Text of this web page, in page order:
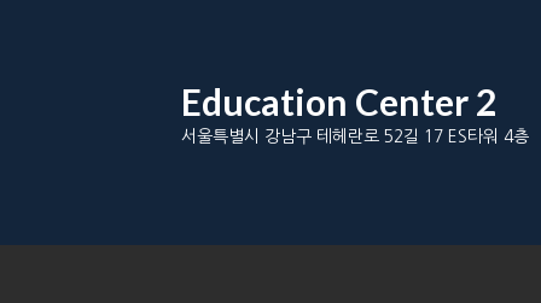
Education Center 2
서울특별시 강남구 테헤란로 52길 17 ES타워 4층